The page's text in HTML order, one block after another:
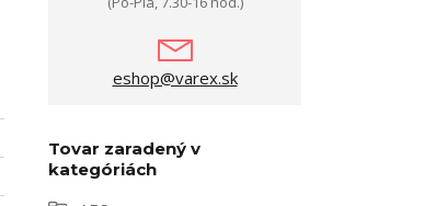
eshop@varex.sk
Tovar zaradený v
kategóriách